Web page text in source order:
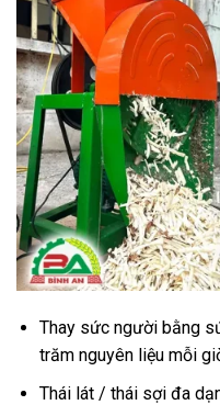
Thay sức người bằng
trăm nguyên liệu mỗi
Thái lát / thái sợi đa